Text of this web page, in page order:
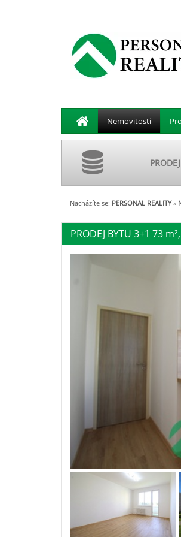
Nemovitosti
PRODEJ
Nacházíte se: PERSONAL REALITY »
PRODEJ BYTU 3+1 73 m²